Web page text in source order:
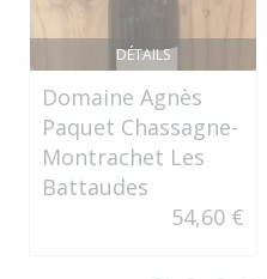
DÉTAILS
Domaine Agnès
Paquet Chassagne-
Montrachet Les
Battaudes
54,60 €